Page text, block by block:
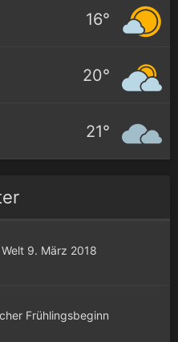
16°
20°
21°
9. März 2018
Frühlingsbeginn